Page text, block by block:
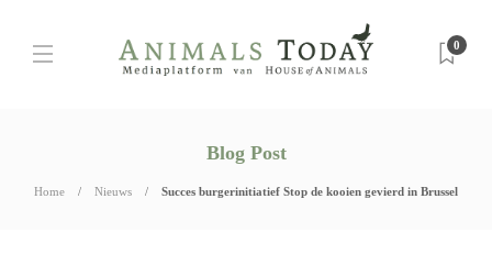
0
Blog Post
Home Nieuws Succes burgerinitiatief Stop de kooien gevierd in Brussel